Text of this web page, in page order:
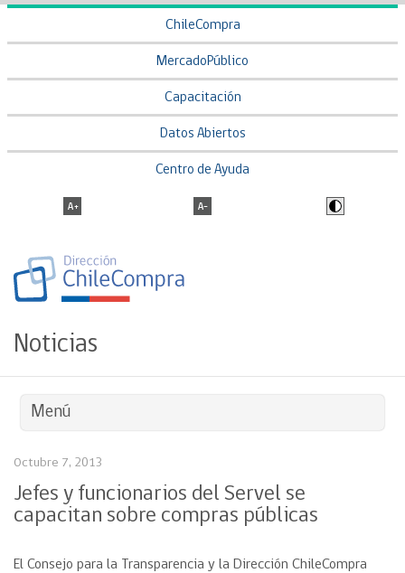
ChileCompra
MercadoPúblico
Capacitación
Datos Abiertos
Centro de Ayuda
Noticias
Menú
Octubre 7, 2013
Jefes y funcionarios del Servel se
capacitan sobre compras públicas
El Consejo para la Transparencia y la Dirección ChileCompra